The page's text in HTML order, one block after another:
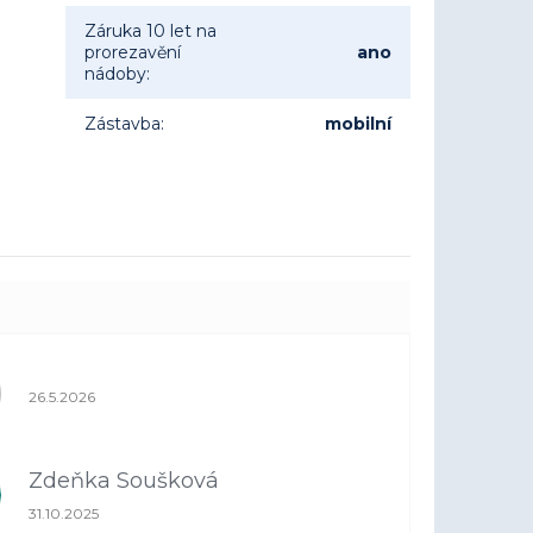
Záruka 10 let na
prorezavění
nádoby:
ano
Zástavba: mobilní
Hodnocení obchodu je 1 z 5 hvězdiček.
26.5.2026
Zdeňka Soušková
Hodnocení obchodu je 5 z 5 hvězdiček.
31.10.2025